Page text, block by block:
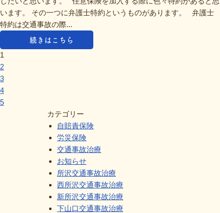
います。 その一つに弁護士特約というものがあります。 弁護士
特約は交通事故の際...
続きはこちら
1
2
3
4
5
カテゴリー
自賠責保険
労災保険
交通事故治療
お知らせ
所沢交通事故治療
西所沢交通事故治療
新所沢交通事故治療
下山口交通事故治療